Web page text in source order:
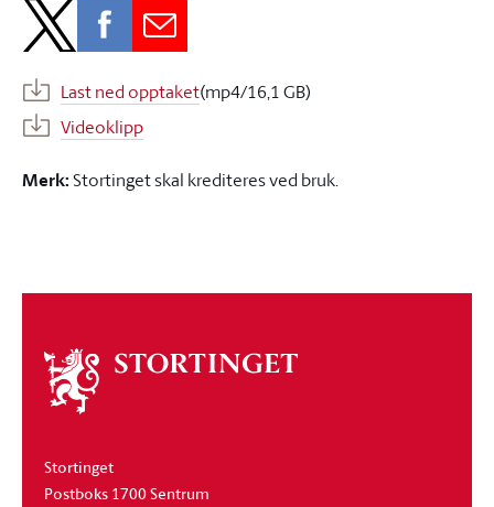
Last ned opptaket(mp4/16,1 GB)
Videoklipp
Merk:Stortinget skal krediteres ved bruk.
Om
stortinget
Stortinget
Postboks 1700 Sentrum